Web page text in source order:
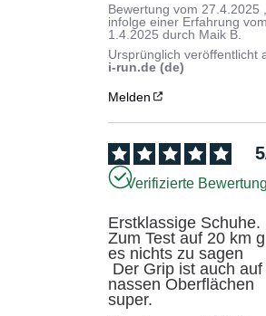
Bewertung vom 27.4.2025
infolge einer Erfahrung
1.4.2025 durch Maik B.
Ursprünglich veröffentlicht
i-run.de (de)
Melden
5
Verifizierte
Erstklassige Schuhe.
Zum Test auf 20 km
es nichts zu sagen
nassen Oberflächen
super.